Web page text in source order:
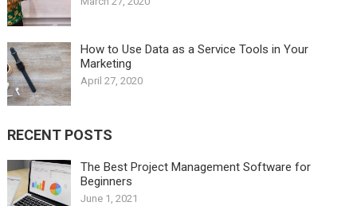
How to Use Data as a Service Tools in Your
Marketing
April 27, 2020
RECENT POSTS
The Best Project Management Software for
Beginners
June 1, 2021